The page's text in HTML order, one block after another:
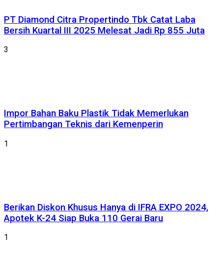
PT Diamond Citra Propertindo Tbk Catat Laba
Bersih Kuartal III 2025 Melesat Jadi Rp 855 Juta
3
Impor Bahan Baku Plastik Tidak Memerlukan
Pertimbangan Teknis dari Kemenperin
1
Berikan Diskon Khusus Hanya di IFRA EXPO 2024,
Apotek K-24 Siap Buka 110 Gerai Baru
1